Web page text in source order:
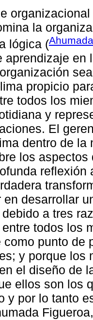
la
lógica (
aprendizaje en
propicio
todos los
y
El
dentro de
los
en desarrollar
a tres
todos los
punto de
y porque los
el diseño de
ellos son los
y por lo tanto